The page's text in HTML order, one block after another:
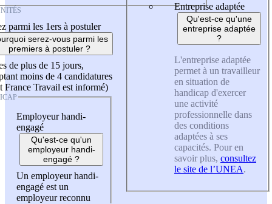
parmi les 1ers à postuler
serez-vous parmi les
premiers à postuler ?
de plus de 15 jours,
moins de 4 candidatures
France Travail est informé)
Employeur handi-
engagé
Qu'est-ce qu'un
employeur handi-
engagé ?
Un employeur handi-
engagé est un
employeur reconnu
Entreprise adaptée
Qu'est-ce qu'une
entreprise adaptée
?
L'entreprise adaptée
permet à un travailleur
en situation de
handicap d'exercer
une activité
professionnelle dans
des conditions
adaptées à ses
capacités. Pour en
savoir plus, consultez
le site de l’UNEA.